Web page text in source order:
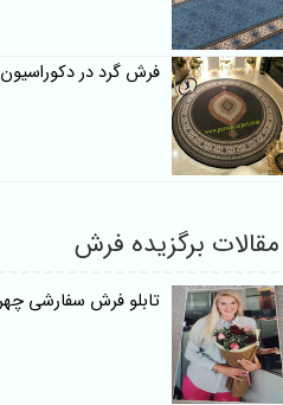
فرش گرد در دکوراسیون
برگزیده فرش
تابلو فرش سفارشی چهره